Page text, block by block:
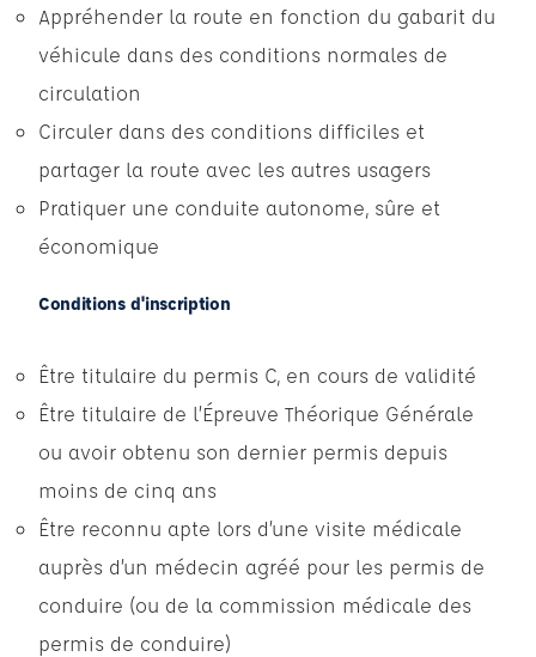
Appréhender la route en fonction du gabarit du
véhicule dans des conditions normales de
circulation
Circuler dans des conditions difficiles et
partager la route avec les autres usagers
Pratiquer une conduite autonome, sûre et
économique
Conditions d'inscription
Être titulaire du permis C, en cours de validité
Être titulaire de l’Épreuve Théorique Générale
ou avoir obtenu son dernier permis depuis
moins de cinq ans
Être reconnu apte lors d’une visite médicale
auprès d’un médecin agréé pour les permis de
conduire (ou de la commission médicale des
permis de conduire)